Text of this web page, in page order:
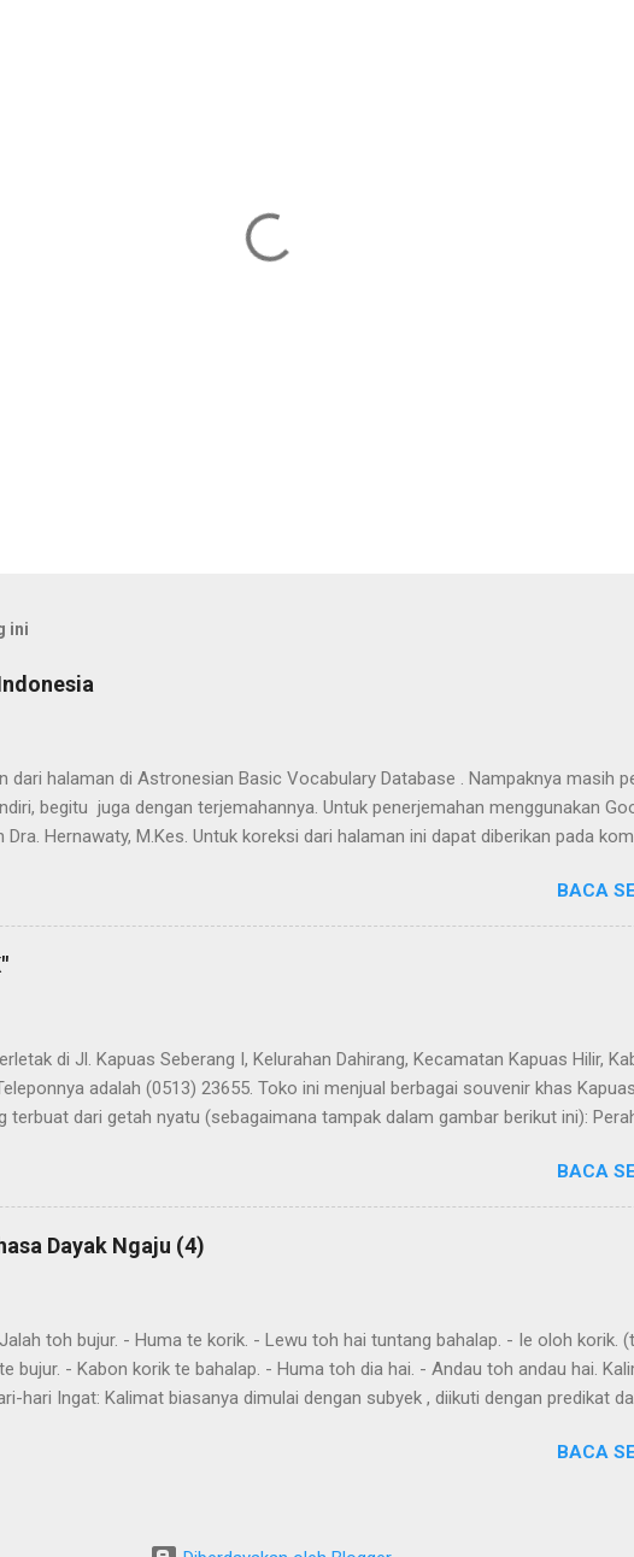
ini
dari halaman di Astronesian Basic Vocabulary Database . Nampaknya masih
begitu juga dengan terjemahannya. Untuk penerjemahan menggunakan
Hernawaty, M.Kes. Untuk koreksi dari halaman ini dapat diberikan pada
BACA
di Jl. Kapuas Seberang I, Kelurahan Dahirang, Kecamatan Kapuas Hilir,
adalah (0513) 23655. Toko ini menjual berbagai souvenir khas
terbuat dari getah nyatu (sebagaimana tampak dalam gambar berikut ini):
BACA
Dayak Ngaju (4)
toh bujur. - Huma te korik. - Lewu toh hai tuntang bahalap. - Ie oloh korik.
bujur. - Kabon korik te bahalap. - Huma toh dia hai. - Andau toh andau hai.
hari Ingat: Kalimat biasanya dimulai dengan subyek , diikuti dengan predikat
masa depan, akan, dan "akan," akan, harus, semuanya mendahului kata
Awi te ! Lakukan itu Imbit danum ! Bawa air Bu...
BACA